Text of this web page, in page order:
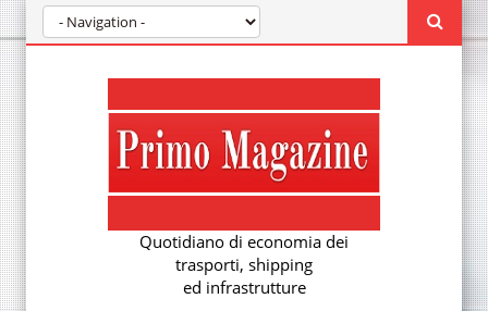
Quotidiano di economia dei
trasporti, shipping
ed infrastrutture